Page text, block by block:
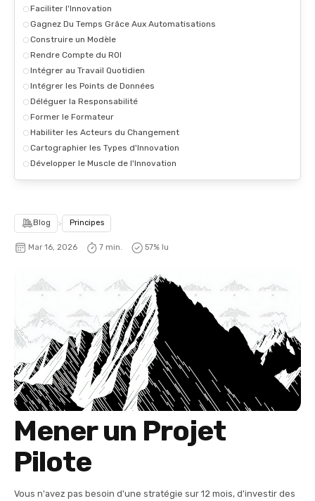
Faciliter l'Innovation
Gagnez Du Temps Grâce Aux Automatisations
Construire un Modèle
Rendre Compte du ROI
Intégrer au Travail Quotidien
Intégrer les Points de Données
Déléguer la Responsabilité
Former le Formateur
Habiliter les Acteurs du Changement
Cartographier les Types d'Innovation
Développer le Muscle de l'Innovation
Blog > Principes
Mar 16, 2026 7 min. 57% lu
Mener un Projet
Pilote
Vous n'avez pas besoin d'une stratégie sur 12 mois, d'investir des